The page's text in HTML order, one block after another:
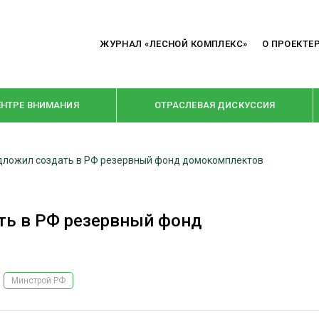
ЖУРНАЛ «ЛЕСНОЙ КОМПЛЕКС» О ПРОЕКТЕ
ВНИМАНИЯ ОТРАСЛЕВАЯ ДИСКУССИЯ
РУБРИКИ
КРУПНЫМ ПЛАНОМ
создать в РФ резервный фонд домокомплектов
в РФ резервный фонд
Минстрой РФ